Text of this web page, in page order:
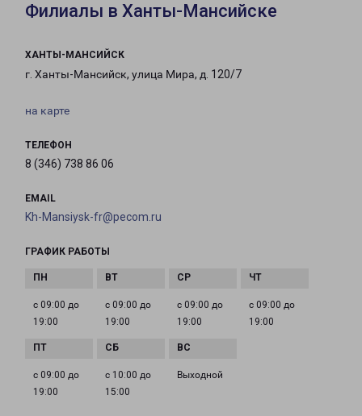
Филиалы в Ханты-Мансийске
ХАНТЫ-МАНСИЙСК
г. Ханты-Мансийск, улица Мира, д. 120/7
на карте
ТЕЛЕФОН
8 (346) 738 86 06
EMAIL
Kh-Mansiysk-fr@pecom.ru
ГРАФИК РАБОТЫ
с 09:00 до
19:00
с 09:00 до
19:00
с 09:00 до
19:00
с 09:00 до
19:00
с 09:00 до
19:00
с 10:00 до
15:00
Выходной